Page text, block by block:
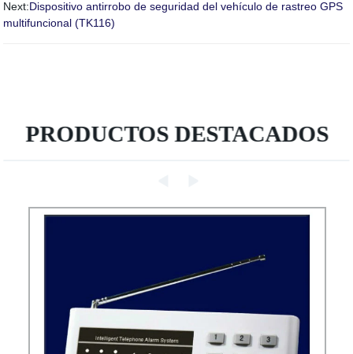
Next:Dispositivo antirrobo de seguridad del vehículo de rastreo GPS
multifuncional (TK116)
PRODUCTOS DESTACADOS